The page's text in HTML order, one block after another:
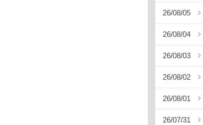
26/08/05
26/08/04
26/08/03
26/08/02
26/08/01
26/07/31